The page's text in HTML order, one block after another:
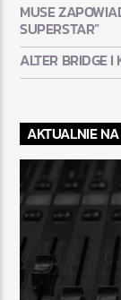
MUSE
SUPERSTAR”
ALTER BRIDGE I
AKTUALNIE